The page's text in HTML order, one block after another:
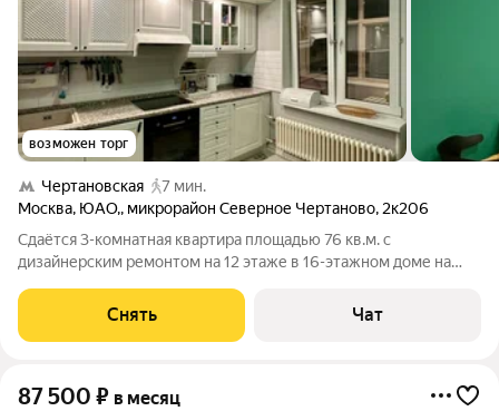
возможен торг
Чертановская
7 мин.
Москва, ЮАО,, микрорайон Северное Чертаново, 2к206
Сдаётся 3-комнатная квартира площадью 76 кв.м. с
дизайнерским ремонтом на 12 этаже в 16-этажном доме на
Стиральная машина Холодильник Посудомоечная машина
Микроволновка Дом -
Снять Чат
87 500 ₽ в месяц